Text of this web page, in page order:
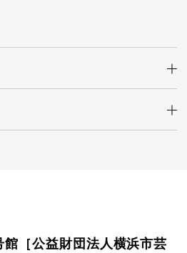
［公益財団法人横浜市芸